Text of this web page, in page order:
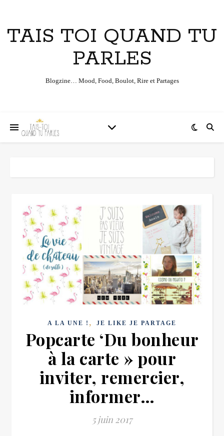
TAIS TOI QUAND TU
PARLES
Blogzine… Mood, Food, Boulot, Rire et Partages
A LA UNE ! , JE LIKE JE PARTAGE
Popcarte ‘Du bonheur
à la carte » pour
inviter, remercier,
informer…
5 juin 2017